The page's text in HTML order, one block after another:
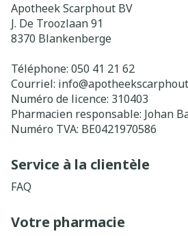
Apotheek Scarphout BV
J. De Troozlaan 91
8370 Blankenberge
Téléphone: 050 41 21 62
Courriel: info@
Numéro de licence: 310403
Pharmacien responsable: Johan
Numéro TVA: BE0421970586
Service à la clientèle
FAQ
Votre pharmacie